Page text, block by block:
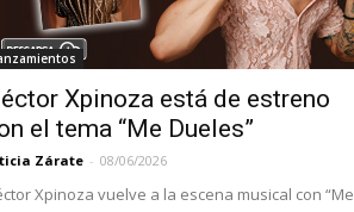
Xpinoza está de estreno
el tema “Me Dueles”
Zárate - 08/06/2026
Xpinoza vuelve a la escena musical con “Me